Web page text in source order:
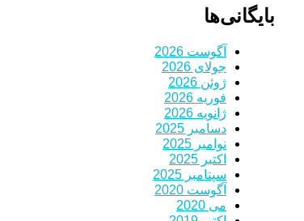
بایگانی‌ها
آگوست 2026
جولای 2026
ژوئن 2026
فوریه 2026
ژانویه 2026
دسامبر 2025
نوامبر 2025
اکتبر 2025
سپتامبر 2025
آگوست 2020
می 2020